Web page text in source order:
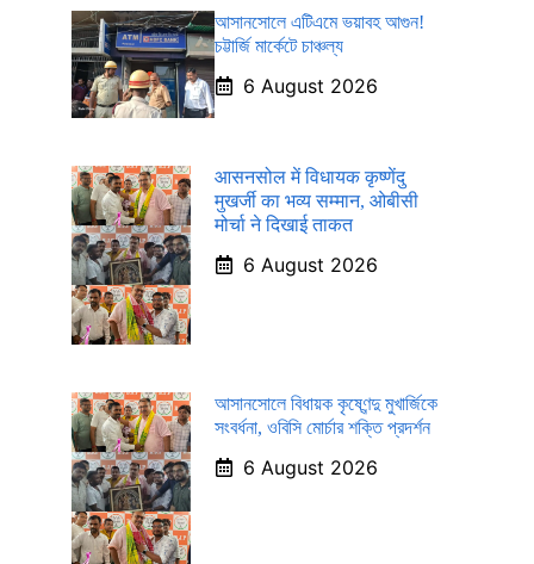
আসানসোলে এটিএমে ভয়াবহ আগুন!
চট্টার্জি মার্কেটে চাঞ্চল্য
6 August 2026
आसनसोल में विधायक कृष्णेंदु
मुखर्जी का भव्य सम्मान, ओबीसी
मोर्चा ने दिखाई ताकत
6 August 2026
আসানসোলে বিধায়ক কৃষ্ণেন্দু মুখার্জিকে
সংবর্ধনা, ওবিসি মোর্চার শক্তি প্রদর্শন
6 August 2026